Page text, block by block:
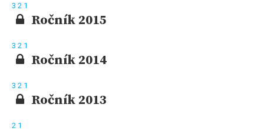
3 2 1
Ročník 2015
3 2 1
Ročník 2014
3 2 1
Ročník 2013
2 1